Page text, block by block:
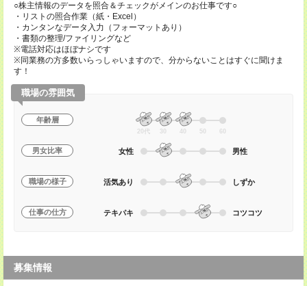
○株主情報のデータを照合＆チェックがメインのお仕事です○
・リストの照合作業（紙・Excel）
・カンタンなデータ入力（フォーマットあり）
・書類の整理/ファイリングなど
※電話対応はほぼナシです
※同業務の方多数いらっしゃいますので、分からないことはすぐに聞けま
す！
職場の雰囲気
年齢層
20代 30 40 50 60
男女比率 女性 男性
職場の様子 活気あり しずか
仕事の仕方 テキパキ コツコツ
募集情報